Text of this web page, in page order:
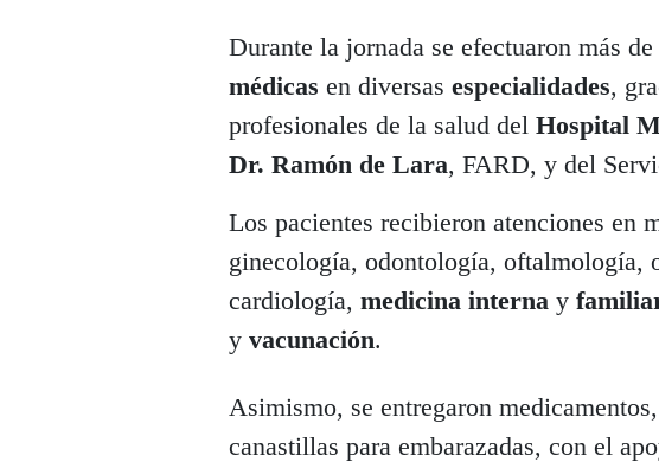
Durante la jornada se efectuaron más de
médicas en diversas especialidades,
profesionales de la salud del Hospital
Dr. Ramón de Lara, FARD, y del
Los pacientes recibieron atenciones en
ginecología, odontología, oftalmología,
cardiología, medicina interna y
y vacunación.
Asimismo, se entregaron
canastillas para embarazadas, con el